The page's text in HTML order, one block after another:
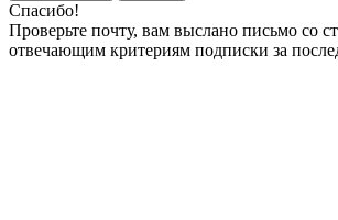
Спасибо!
Проверьте почту, вам выслано письмо со
отвечающим критериям подписки за